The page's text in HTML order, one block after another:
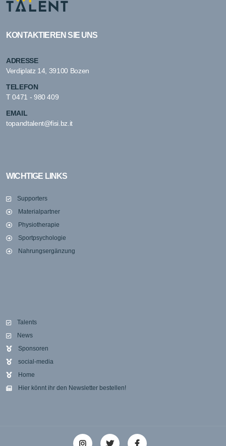
KONTAKTIEREN SIE UNS
ADRESSE
Verdiplatz 14, 39100 Bozen
TELEFON
T0471 - 980 409
EMAIL
topandtalent@fisi.bz.it
WICHTIGE LINKS
Supporters
Materialpartner
Physiotherapie
Sportpsychologie
Nahrungsergänzung
Talents
News
Sponsoren
social-media
Home
Hier könnt ihr den Newsletter bestellen!